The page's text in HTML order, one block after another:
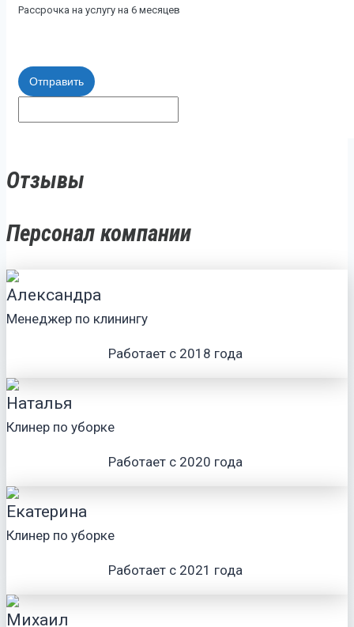
Рассрочка на услугу на 6 месяцев
Отправить
Отзывы
Персонал компании
Александра
Менеджер по клинингу
Работает с 2018 года
Наталья
Клинер по уборке
Работает с 2020 года
Екатерина
Клинер по уборке
Работает с 2021 года
Михаил